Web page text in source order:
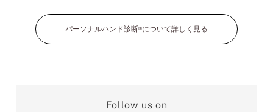
パーソナルハンド診断®について詳しく見る
Follow us on